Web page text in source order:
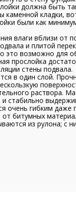
должна быть
каменной кладки,
были как
влаги вблизи от
и плитой
это возможно для
прослойка
стены подвала.
в один слой.
раствора.
стабильно
очень гибким даже
битумных
из рулона; с